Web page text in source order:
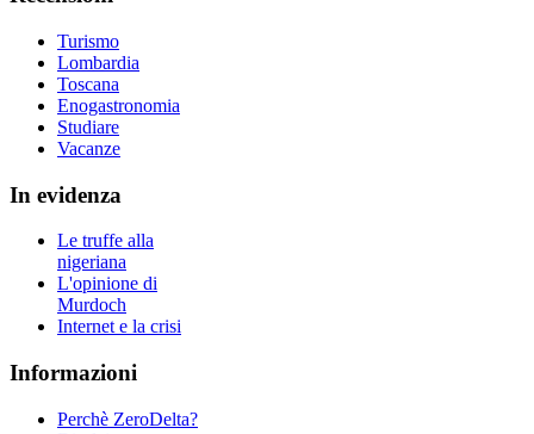
Turismo
Lombardia
Toscana
Enogastronomia
Studiare
Vacanze
In evidenza
Le truffe alla
nigeriana
L'opinione di
Murdoch
Internet e la crisi
Informazioni
Perchè ZeroDelta?